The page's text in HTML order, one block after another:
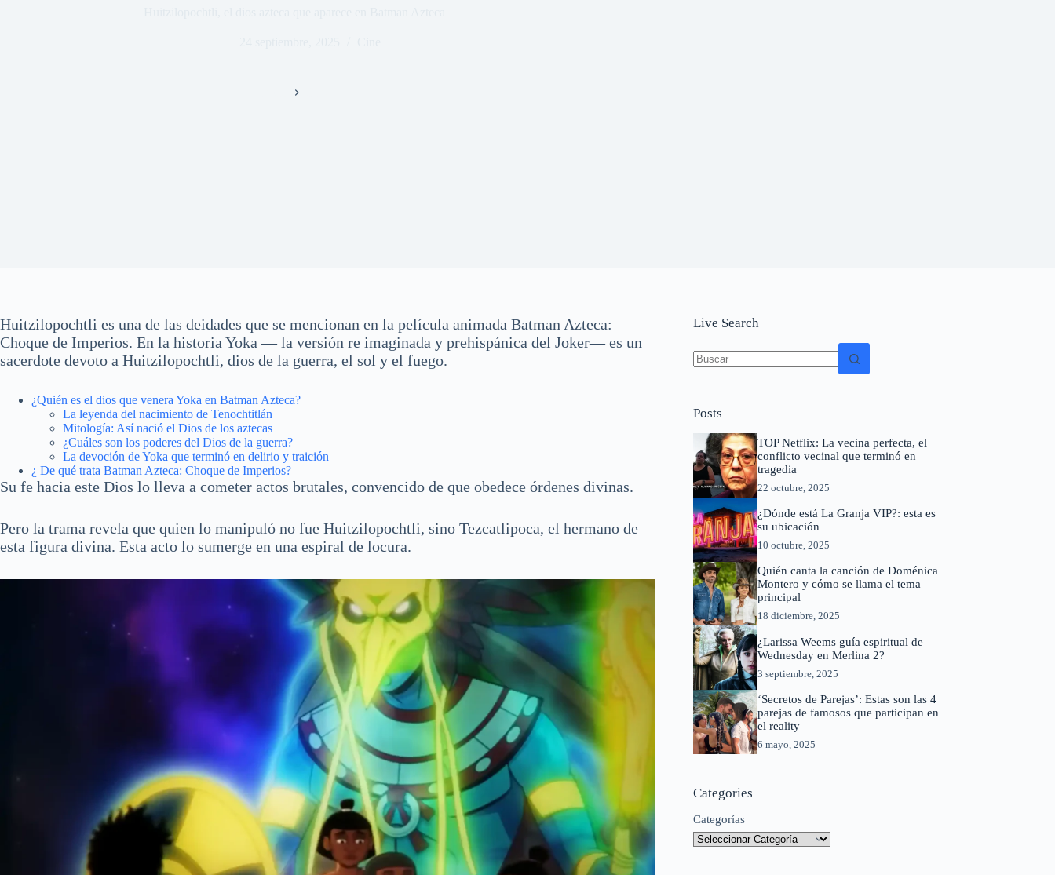
Huitzilopochtli es una de las deidades que se mencionan en la película animada Batman Azteca:
Choque de Imperios. En la historia Yoka — la versión re imaginada y prehispánica del Joker— es un
sacerdote devoto a Huitzilopochtli, dios de la guerra, el sol y el fuego.
¿Quién es el dios que venera Yoka en Batman Azteca?
La leyenda del nacimiento de Tenochtitlán
Mitología: Así nació el Dios de los aztecas
¿Cuáles son los poderes del Dios de la guerra?
La devoción de Yoka que terminó en delirio y traición
¿ De qué trata Batman Azteca: Choque de Imperios?
Su fe hacia este Dios lo lleva a cometer actos brutales, convencido de que obedece órdenes divinas.
Pero la trama revela que quien lo manipuló no fue Huitzilopochtli, sino Tezcatlipoca, el hermano de
esta figura divina. Esta acto lo sumerge en una espiral de locura.
Live Search
Posts
TOP Netflix: La vecina perfecta, el
conflicto vecinal que terminó en
tragedia
22 octubre, 2025
¿Dónde está La Granja VIP?: esta es
su ubicación
10 octubre, 2025
Quién canta la canción de Doménica
Montero y cómo se llama el tema
principal
18 diciembre, 2025
¿Larissa Weems guía espiritual de
Wednesday en Merlina 2?
3 septiembre, 2025
‘Secretos de Parejas’: Estas son las 4
parejas de famosos que participan en
el reality
6 mayo, 2025
Categories
Categorías